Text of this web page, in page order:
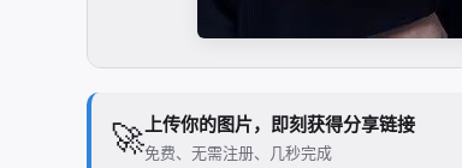
🚀上传你的图片，即刻获得分享链接
免费、无需注册、几秒完成